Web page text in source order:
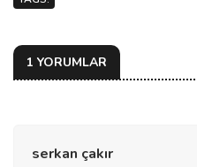
1 YORUMLAR
serkan çakır